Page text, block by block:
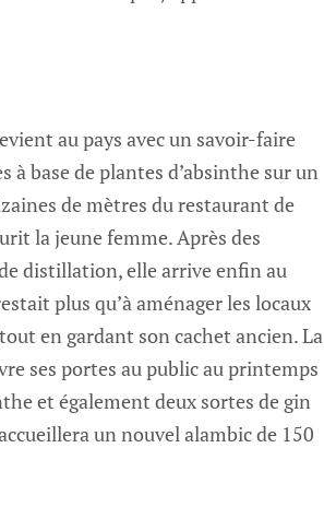
au pays avec un savoir-faire
base de plantes d’absinthe sur un
de mètres du restaurant de
la jeune femme. Après des
distillation, elle arrive enfin au
plus qu’à aménager les locaux
en gardant son cachet ancien. La
ses portes au public au printemps
et également deux sortes de gin
un nouvel alambic de 150